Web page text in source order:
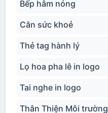
Bếp hâm nóng
Cân sức khoẻ
Thẻ tag hành lý
Lọ hoa pha lê in logo
Tai nghe in logo
Thân Thiện Môi trường